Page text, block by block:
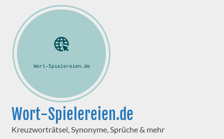
Wort-Spielereien.de
Kreuzworträtsel, Synonyme, Sprüche & mehr